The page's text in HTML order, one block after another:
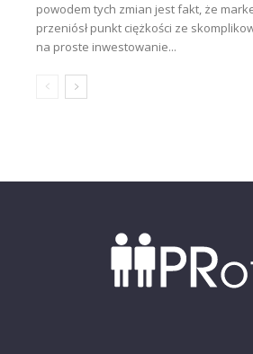
powodem tych zmian jest fakt, że
przeniósł punkt ciężkości ze
na proste inwestowanie...